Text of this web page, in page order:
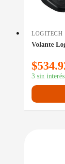
LOGITECH
Volante
$
3 sin